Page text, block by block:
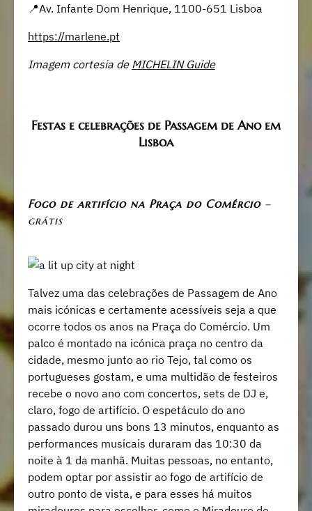
📍Av. Infante Dom Henrique, 1100-651 Lisboa
https://marlene.pt
Imagem cortesia de MICHELIN Guide
Festas e celebrações de Passagem de Ano em
Lisboa
Fogo de artifício na Praça do Comércio –
grátis
Talvez uma das celebrações de Passagem de Ano
mais icónicas e certamente acessíveis seja a que
ocorre todos os anos na Praça do Comércio. Um
palco é montado na icónica praça no centro da
cidade, mesmo junto ao rio Tejo, tal como os
portugueses gostam, e uma multidão de festeiros
recebe o novo ano com concertos, sets de DJ e,
claro, fogo de artifício. O espetáculo do ano
passado durou uns bons 13 minutos, enquanto as
performances musicais duraram das 10:30 da
noite à 1 da manhã. Muitas pessoas, no entanto,
podem optar por assistir ao fogo de artifício de
outro ponto de vista, e para esses há muitos